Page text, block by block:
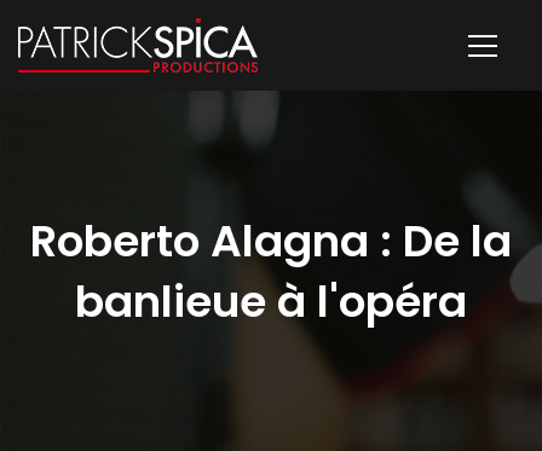
Roberto Alagna : De la
banlieue à l'opéra